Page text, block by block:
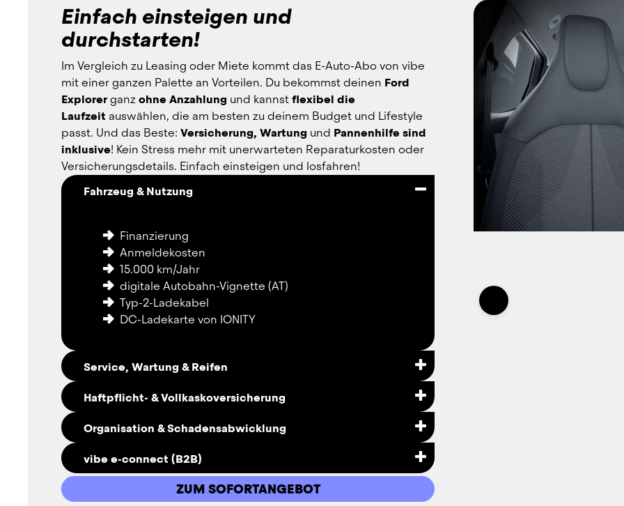
Einfach einsteigen und
durchstarten!
Im Vergleich zu Leasing oder Miete kommt das E-Auto-Abo von vibe
mit einer ganzen Palette an Vorteilen. Du bekommst deinen Ford
Explorer ganz ohne Anzahlung und kannst flexibel die
Laufzeit auswählen, die am besten zu deinem Budget und Lifestyle
passt. Und das Beste: Versicherung, Wartung und Pannenhilfe sind
inklusive! Kein Stress mehr mit unerwarteten Reparaturkosten oder
Versicherungsdetails. Einfach einsteigen und losfahren!
Fahrzeug & Nutzung
Finanzierung
Anmeldekosten
15.000 km/Jahr
digitale Autobahn-Vignette (AT)
Typ-2-Ladekabel
DC-Ladekarte von IONITY
Service, Wartung & Reifen
Wartung
Reifenwechsel
Einlagerung
Verschleiß-Reparaturen
Haftpflicht- & Vollkaskoversicherung
Vollkaskoversicherung (mit Selbstbehalt)
Organisation & Schadensabwicklung
Verwaltung von Verkehrsstrafen
Abwicklung von Schäden
vibe e-connect (B2B)
ZUM SOFORTANGEBOT